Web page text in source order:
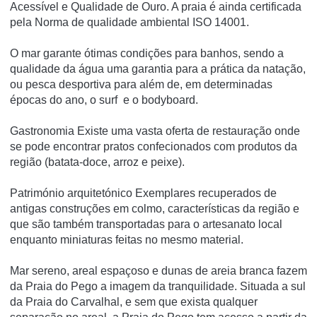
Acessível e Qualidade de Ouro. A praia é ainda certificada
pela Norma de qualidade ambiental ISO 14001.
O mar garante ótimas condições para banhos, sendo a
qualidade da água uma garantia para a prática da natação,
ou pesca desportiva para além de, em determinadas
épocas do ano, o surf e o bodyboard.
Gastronomia Existe uma vasta oferta de restauração onde
se pode encontrar pratos confecionados com produtos da
região (batata-doce, arroz e peixe).
Património arquitetónico Exemplares recuperados de
antigas construções em colmo, características da região e
que são também transportadas para o artesanato local
enquanto miniaturas feitas no mesmo material.
Mar sereno, areal espaçoso e dunas de areia branca fazem
da Praia do Pego a imagem da tranquilidade. Situada a sul
da Praia do Carvalhal, e sem que exista qualquer